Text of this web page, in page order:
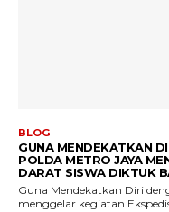
BLOG
GUNA MENDEKATKAN
POLDA METRO JAYA
DARAT SISWA DIKTUK
Guna Mendekatkan Diri
menggelar kegiatan